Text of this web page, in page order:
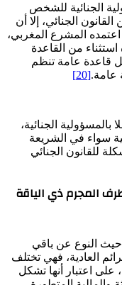
الجنائية للشخص
القانون الجنائي، إلا أن
المشرع المغربي،
الفصل 127 ويعتبره استثناء من القاعدة
آخر يرى بأن الفصل 127 يمثل قاعدة عامة تنظم
عامة.[20]
الجنائية،
سواء في الشريعة
للقانون الجنائي
المجرم ذي الياقة
النوع عن باقي
العادية، فهي تختلف
اعتبار أنها تشكل